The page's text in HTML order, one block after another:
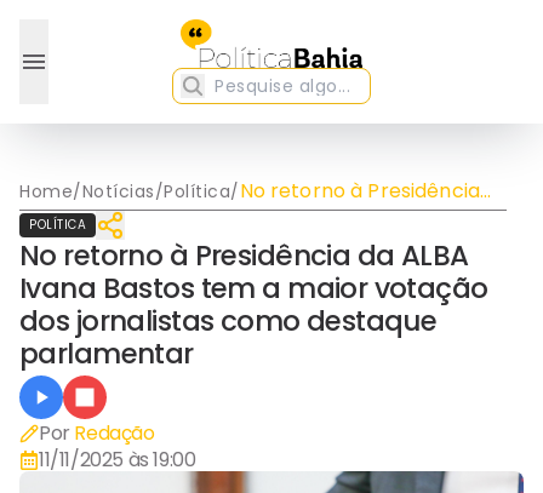
Home/Notícias/Política/No retorno à Presidência
da ALBA Ivana Bastos tem
a maior votação dos
jornalistas como destaque
parlamentar
POLÍTICA
No retorno à Presidência da ALBA
Ivana Bastos tem a maior votação
dos jornalistas como destaque
parlamentar
Por Redação
11/11/2025 às 19:00